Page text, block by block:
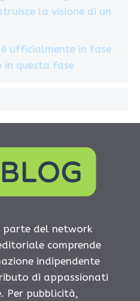
la visione di un
è ufficialmente in fase
in questa fase
parte del network
comprende
indipendente
di appassionati
Per pubblicità,